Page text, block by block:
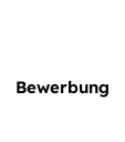
Bewerbung